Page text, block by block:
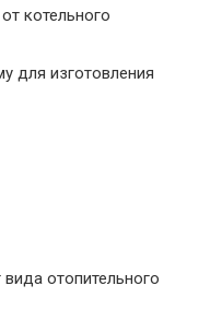
котельного
для изготовления
отопительного